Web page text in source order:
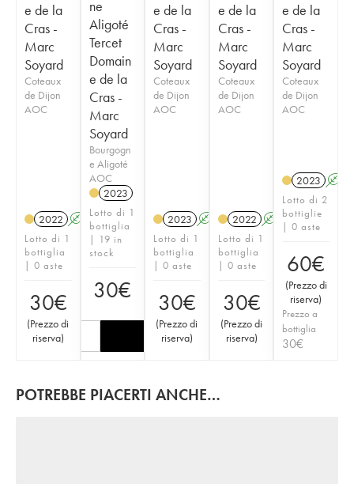
e de la
Cras -
Marc
Soyard
Coteaux
de Dijon
AOC
2022 A K
Lotto di 1
bottiglia
| 0 aste
30€
(Prezzo di
riserva)
ne
Aligoté
Tercet
Domain
e de la
Cras -
Marc
Soyard
Bourgogn
e Aligoté
AOC
2023
Lotto di 1
bottiglia
| 19 in
stock
30€
e de la
Cras -
Marc
Soyard
Coteaux
de Dijon
AOC
2023 A K
Lotto di 1
bottiglia
| 0 aste
30€
(Prezzo di
riserva)
e de la
Cras -
Marc
Soyard
Coteaux
de Dijon
AOC
2022 A K
Lotto di 1
bottiglia
| 0 aste
30€
(Prezzo di
riserva)
e de la
Cras -
Marc
Soyard
Coteaux
de Dijon
AOC
2023 A
Lotto di 2
bottiglie
| 0 aste
60€
(Prezzo di
riserva)
Prezzo a
bottiglia
30€
POTREBBE PIACERTI ANCHE…